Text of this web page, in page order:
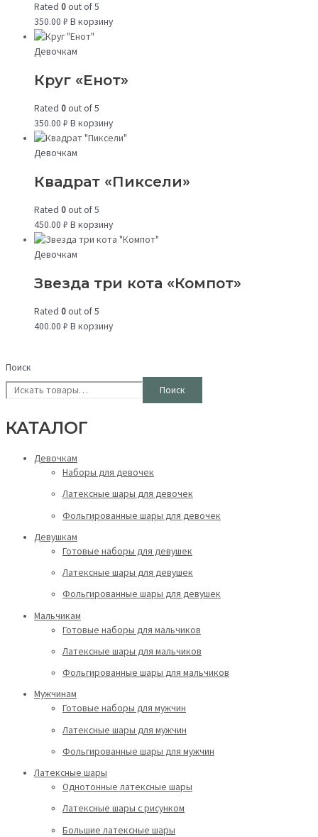
Поиск
Поиск
КАТАЛОГ
Девочкам
Наборы для девочек
Латексные шары для девочек
Фольгированные шары для девочек
Девушкам
Готовые наборы для девушек
Латексные шары для девушек
Фольгированные шары для девушек
Мальчикам
Готовые наборы для мальчиков
Латексные шары для мальчиков
Фольгированные шары для мальчиков
Мужчинам
Готовые наборы для мужчин
Латексные шары для мужчин
Фольгированные шары для мужчин
Латексные шары
Однотонные латексные шары
Латексные шары с рисунком
Большие латексные шары
Rated 0out of 5
350.00 ₽ В корзину
Девочкам
Круг «Енот»
Rated 0out of 5
350.00 ₽ В корзину
Девочкам
Квадрат «Пиксели»
Rated 0out of 5
450.00 ₽ В корзину
Девочкам
Звезда три кота «Компот»
Rated 0out of 5
400.00 ₽ В корзину